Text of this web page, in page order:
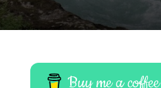
Buy me a coffee